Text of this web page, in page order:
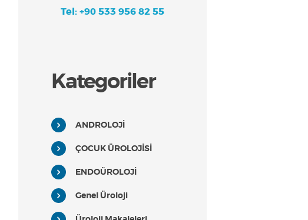
Tel: +90 533 956 82 55
Kategoriler
ANDROLOJİ
ÇOCUK ÜROLOJİSİ
ENDOÜROLOJİ
Genel Üroloji